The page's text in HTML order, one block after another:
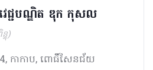
វេជ្ជបណ្ឌិត ឌុក កុសល
ទុ)
កាកាប, ពោធិ៍សែនជ័យ